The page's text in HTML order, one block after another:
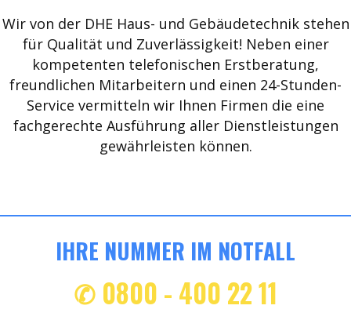
Wir von der DHE Haus- und Gebäudetechnik stehen
für Qualität und Zuverlässigkeit! Neben einer
kompetenten telefonischen Erstberatung,
freundlichen Mitarbeitern und einen 24-Stunden-
Service vermitteln wir Ihnen Firmen die eine
fachgerechte Ausführung aller Dienstleistungen
gewährleisten können.
IHRE NUMMER IM NOTFALL
✆ 0800 - 400 22 11